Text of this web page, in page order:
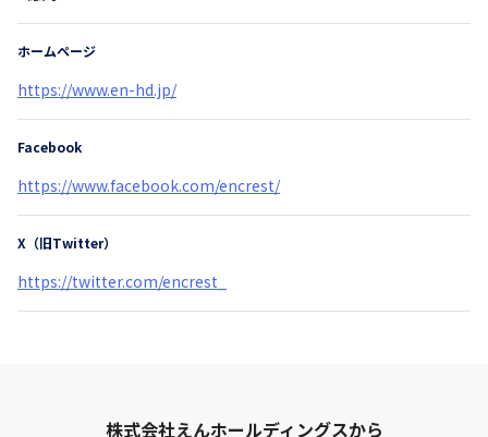
ホームページ
https://www.en-hd.jp/
Facebook
https://www.facebook.com/encrest/
X（旧Twitter）
https://twitter.com/encrest_
株式会社えんホールディングスから